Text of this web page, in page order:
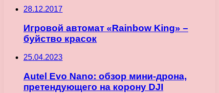
28.12.2017
Игровой автомат «Rainbow King» –
буйство красок
25.04.2023
Autel Evo Nano: обзор мини-дрона,
претендующего на корону DJI